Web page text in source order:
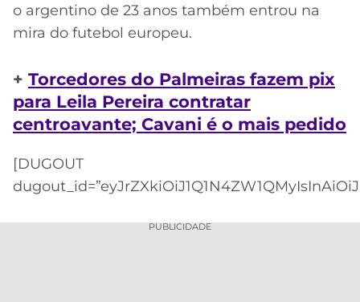
o argentino de 23 anos também entrou na
mira do futebol europeu.
+ Torcedores do Palmeiras fazem pix
para Leila Pereira contratar
centroavante; Cavani é o mais pedido
[DUGOUT
PUBLICIDADE